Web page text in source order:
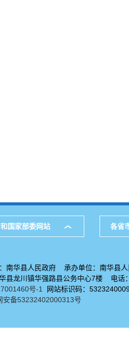
国家部委网站 各省
南华县人民政府 承办单位：南华县人
县龙川镇华强路县公务中心7楼 电
号-1
网站标识码：
安备53232402000313号